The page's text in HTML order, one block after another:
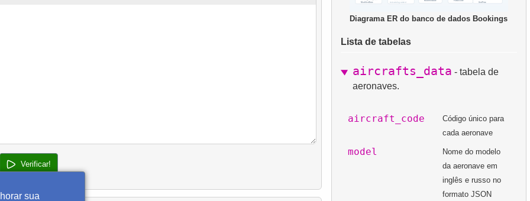
Verificar!
Diagrama ER do banco de dados Bookings
Lista de tabelas
aircrafts_data - tabela de
aeronaves.
aircraft_code
Código único para
cada aeronave
model
Nome do modelo
da aeronave em
inglês e russo no
formato JSON
sua